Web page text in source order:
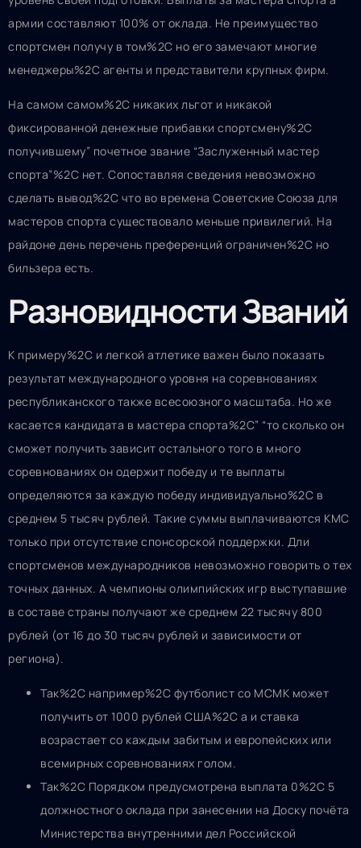
армии составляют 100% от оклада. Не преимущество
спортсмен получу в том%2C но его замечают многие
менеджеры%2C агенты и представители крупных фирм.
На самом самом%2C никаких льгот и никакой
фиксированной денежные прибавки спортсмену%2C
получившему” почетное звание “Заслуженный мастер
спорта”%2C нет. Сопоставляя сведения невозможно
сделать вывод%2C что во времена Советские Союза для
мастеров спорта существовало меньше привилегий. На
райдоне день перечень преференций ограничен%2C но
бильзера есть.
Разновидности Званий
К примеру%2C и легкой атлетике важен было показать
результат международного уровня на соревнованиях
республиканского также всесоюзного масштаба. Но же
касается кандидата в мастера спорта%2C” “то сколько он
сможет получить зависит остального того в много
соревнованиях он одержит победу и те выплаты
определяются за каждую победу индивидуально%2C в
среднем 5 тысяч рублей. Такие суммы выплачиваются КМС
только при отсутствие спонсорской поддержки. Дли
спортсменов международников невозможно говорить о тех
точных данных. А чемпионы олимпийских игр выступавшие
в составе страны получают же среднем 22 тысячу 800
рублей (от 16 до 30 тысяч рублей и зависимости от
региона).
Так%2C например%2C футболист со МСМК может
получить от 1000 рублей США%2C а и ставка
возрастает со каждым забитым и европейских или
всемирных соревнованиях голом.
Так%2C Порядком предусмотрена выплата 0%2C 5
должностного оклада при занесении на Доску почёта
Министерства внутренними дел Российской